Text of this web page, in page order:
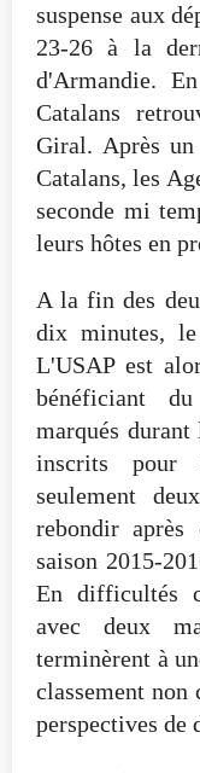
suspense aux
23-26 à la
d'Armandie.
Catalans
Giral. Après
Catalans, les
seconde mi
leurs hôtes en
A la fin des
dix minutes,
L'USAP est
bénéficiant
marqués durant
inscrits pour
seulement
rebondir après
saison 2015-
En difficultés
avec deux
terminèrent à
classement
perspectives de